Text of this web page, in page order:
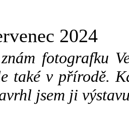
2024
fotografku
také v přírodě.
jsem ji